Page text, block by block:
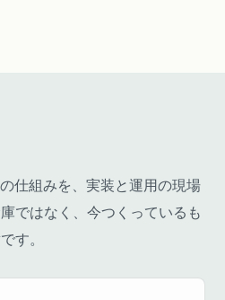
仕組みを、実装と運用の現場
ではなく、今つくっているも
す。